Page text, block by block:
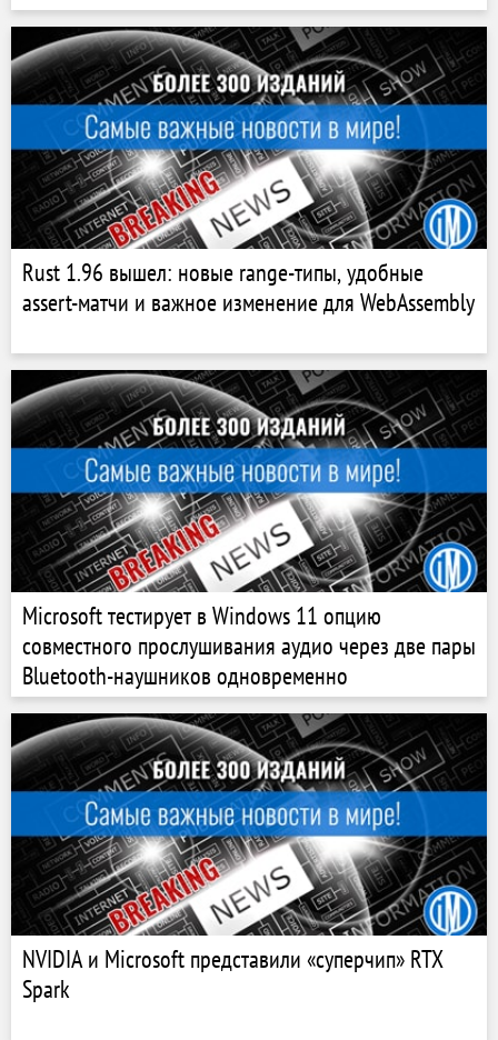
Rust 1.96 вышел: новые range-типы, удобные
assert-матчи и важное изменение для WebAssembly
Microsoft тестирует в Windows 11 опцию
совместного прослушивания аудио через две пары
Bluetooth-наушников одновременно
NVIDIA и Microsoft представили «суперчип» RTX
Spark